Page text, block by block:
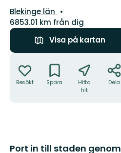
Län:
Blekinge län
6853.01 km från dig
Visa på kartan
Besökt Spara
Hitta
hit
Dela
Beskrivning
Port in till staden genom